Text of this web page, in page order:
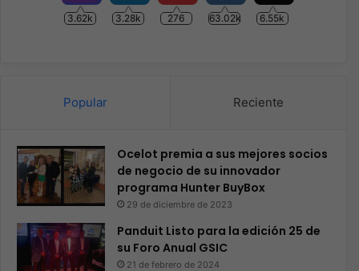
3.62k 3.28k 276 63.02k 6.55k
Popular Reciente
Ocelot premia a sus mejores socios
de negocio de su innovador
programa Hunter BuyBox
29 de diciembre de 2023
Panduit Listo para la edición 25 de
su Foro Anual GSIC
21 de febrero de 2024